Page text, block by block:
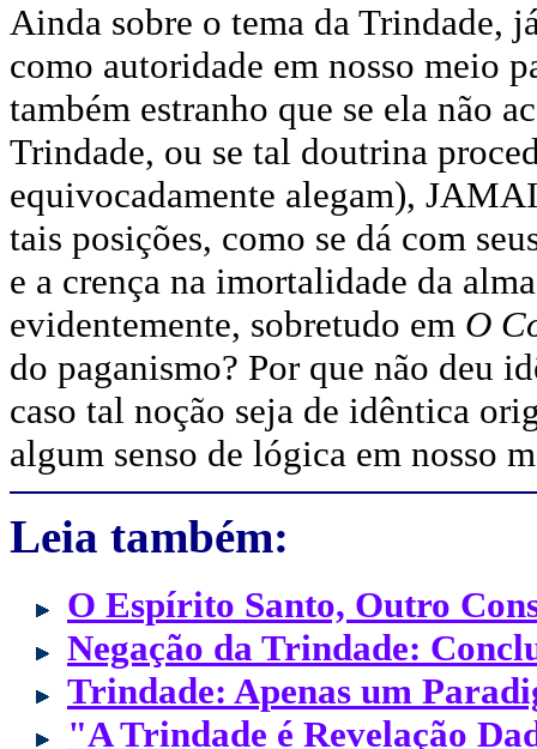
Ainda sobre o tema da Trindade,
como autoridade em nosso meio
também estranho que se ela não
Trindade, ou se tal doutrina
equivocadamente alegam),
tais posições, como se dá com
e a crença na imortalidade da
evidentemente, sobretudo em O
do paganismo? Por que não deu
caso tal noção seja de idêntica
algum senso de lógica em nosso
Leia também:
O Espírito Santo, Outro
Negação da Trindade:
Trindade: Apenas um
"A Trindade é Revelação